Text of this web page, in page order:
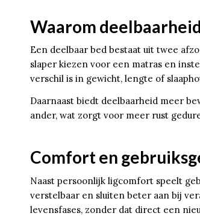
Waarom
Een deelbaar bed bestaat uit twee
slaper kiezen voor een matras en
verschil is in gewicht, lengte of
Daarnaast biedt deelbaarheid meer
ander, wat zorgt voor meer rust
Comfort en
Naast persoonlijk ligcomfort speelt
verstelbaar en sluiten beter aan bij
levensfases, zonder dat direct een